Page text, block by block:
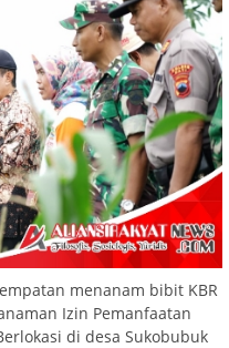
menanam bibit KBR
Izin Pemanfaatan
di desa Sukobubuk